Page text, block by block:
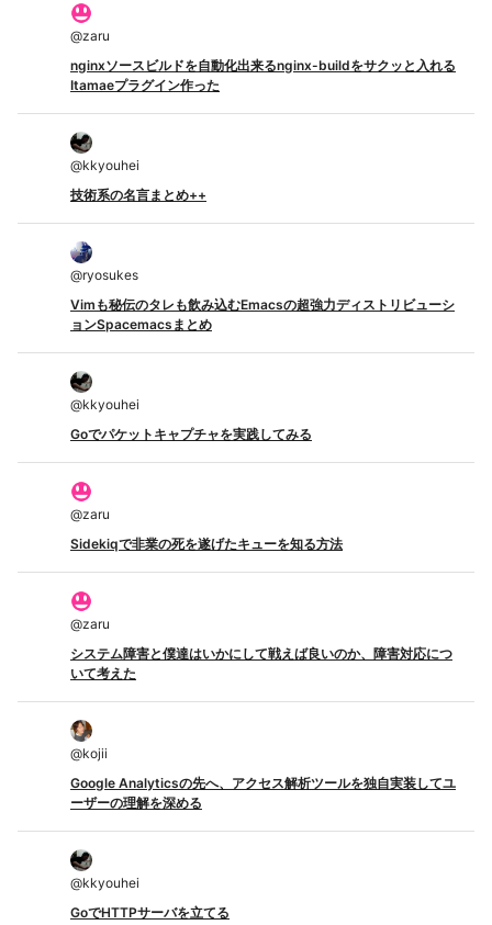
@zaru
nginxソースビルドを自動化出来るnginx-buildをサクッと入れる
Itamaeプラグイン作った
@kkyouhei
技術系の名言まとめ++
@ryosukes
Vimも秘伝のタレも飲み込むEmacsの超強力ディストリビューシ
ョンSpacemacsまとめ
@kkyouhei
Goでパケットキャプチャを実践してみる
@zaru
Sidekiqで非業の死を遂げたキューを知る方法
@zaru
システム障害と僕達はいかにして戦えば良いのか、障害対応につ
いて考えた
@kojii
Google Analyticsの先へ、アクセス解析ツールを独自実装してユ
ーザーの理解を深める
@kkyouhei
GoでHTTPサーバを立てる